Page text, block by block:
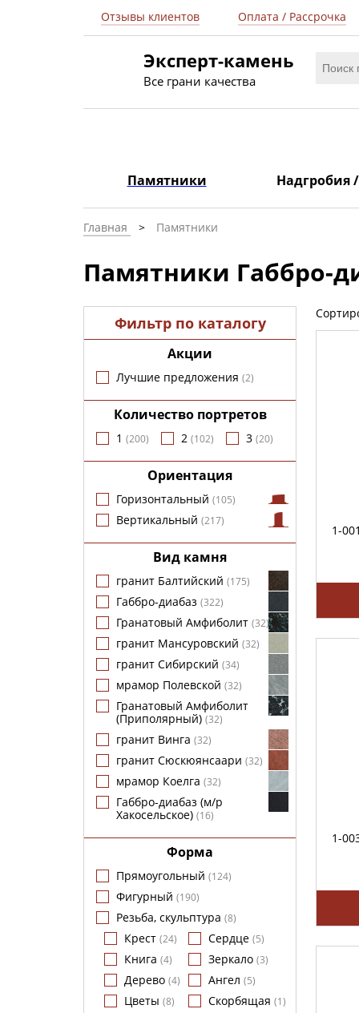
Отзывы клиентов Оплата / Рассрочка
Эксперт-камень
Все грани качества
Памятники Надгробия
Главная Памятники
Памятники Габбро-
Фильтр по каталогу
Акции
Лучшие предложения (2)
Количество портретов
1 (200) 2 (102) 3 (20)
Ориентация
Горизонтальный (105)
Вертикальный (217)
Вид камня
гранит Балтийский (175)
Габбро-диабаз (322)
Гранатовый Амфиболит (32)
гранит Мансуровский (32)
гранит Сибирский (34)
мрамор Полевской (32)
Гранатовый Амфиболит
(Приполярный) (32)
гранит Винга (32)
гранит Сюскюянсаари (32)
мрамор Коелга (32)
Габбро-диабаз (м/р
Хакосельское) (16)
Форма
Прямоугольный (124)
Фигурный (190)
Резьба, скульптура (8)
Крест (24) Сердце(5)
Книга (4) Зеркало(3)
Дерево (4) Ангел(5)
Цветы (8) Скорбящая(1)
1-
1-